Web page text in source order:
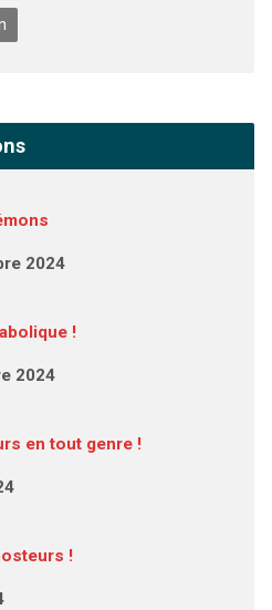
2024
!
2024
en tout genre !
!